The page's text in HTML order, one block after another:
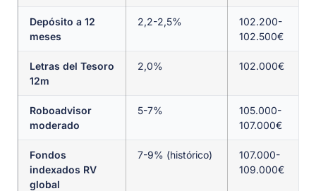
Depósito a 12
meses
2,2-2,5%
102.200-
102.500€
Letras del Tesoro
12m
2,0% 102.000€
Roboadvisor
moderado
5-7%
105.000-
107.000€
Fondos
indexados RV
global
7-9% (histórico)
107.000-
109.000€